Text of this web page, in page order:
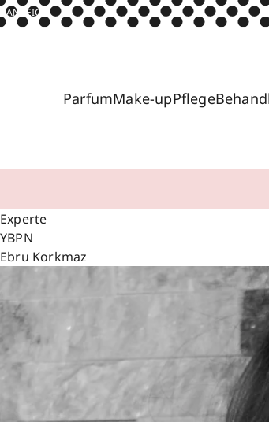
ANZEIGE
ParfumMake-upPflege
Experte
YBPN
Ebru Korkmaz